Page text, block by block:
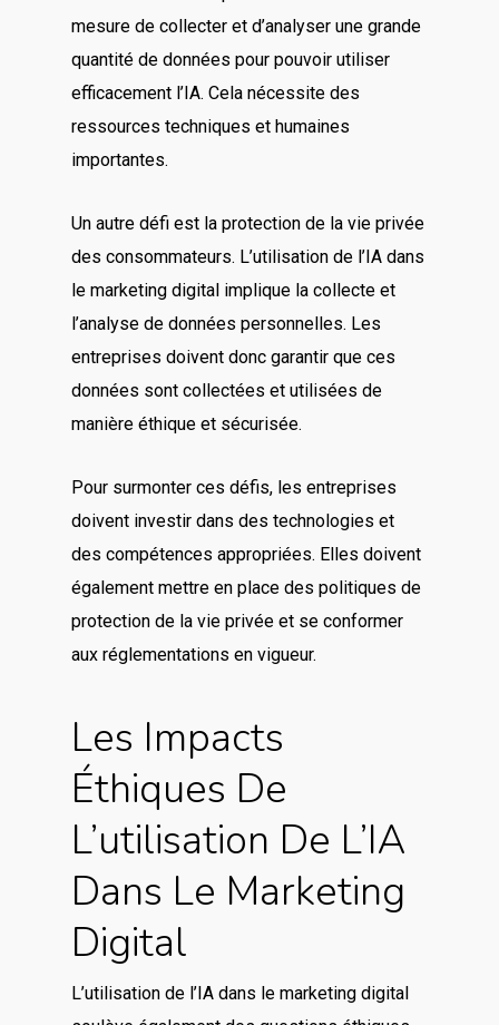
mesure de collecter et d’analyser une grande
quantité de données pour pouvoir utiliser
efficacement l’IA. Cela nécessite des
ressources techniques et humaines
importantes.
Un autre défi est la protection de la vie privée
des consommateurs. L’utilisation de l’IA dans
le marketing digital implique la collecte et
l’analyse de données personnelles. Les
entreprises doivent donc garantir que ces
données sont collectées et utilisées de
manière éthique et sécurisée.
Pour surmonter ces défis, les entreprises
doivent investir dans des technologies et
des compétences appropriées. Elles doivent
également mettre en place des politiques de
protection de la vie privée et se conformer
aux réglementations en vigueur.
Les Impacts
Éthiques De
L’utilisation De L’IA
Dans Le Marketing
Digital
L’utilisation de l’IA dans le marketing digital